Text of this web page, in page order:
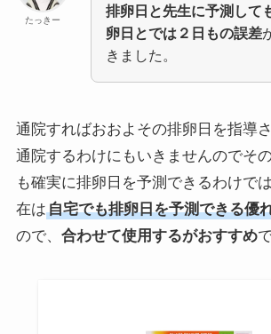
たっきー
排卵日と先生に予測して
卵日とでは２日もの誤差
きました。
通院すればおおよその排卵日を指導
通院するわけにもいきませんのでそ
も確実に排卵日を予測できるわけで
在は自宅でも排卵日を予測できる優
ので、 合わせて使用するがおすすめ